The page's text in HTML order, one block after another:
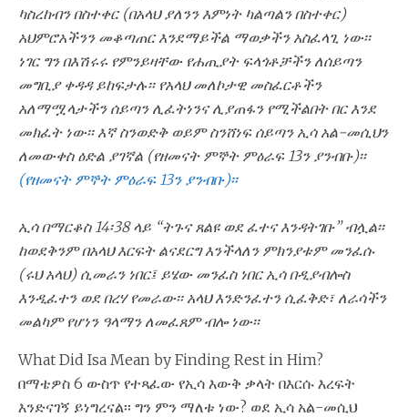
ካስረከብን በስተቀር (በአላህ ያለንን እምነት ካልጣልን በስተቀር)
አህምሮአችንን መቆጣጠር እንደማይችል ማወቃችን አስፈላጊ ነው፡፡
ነገር ግን በእሽሩሩ የምንይዛቸው የሐጢያት ፍላጎቶቻችን ለሰይጣን
መግቢያ ቀዳዳ ይከፍታሉ፡፡ የአላህ መለኮታዊ መስፈርቶችን
አለማሟላታችን ሰይጣን ሊፈትነንና ሊያጠፋን የሚችልበት በር እንደ
መክፈት ነው፡፡ እኛ ስንወድቅ ወይም ስንሸነፍ ሰይጣን ኢሳ አል-መሲህን
ለመውቀስ ዕድል ያገኛል (የዘመናት ምኞት ምዕራፍ 13ን ያንብቡ)፡፡
(የዘመናት ምኞት ምዕራፍ 13ን ያንብቡ)፡፡
ኢሳ በማርቆስ 14፡38 ላይ “ትጉና ጸልዩ ወደ ፈተና እንዳትገቡ” ብሏል፡፡
ከወደቅንም በአላህ እርፍት ልናደርግ እንችላለን ምክንያቱም መንፈሱ
(ሩህ አላህ) ሲመራን ነበር፤ ይሄው መንፈስ ነበር ኢሳ በዲያብሎስ
እንዲፈተን ወደ በረሃ የመራው፡፡ አላህ እንድንፈተን ሲፈቅድ፣ ለራሳችን
መልካም የሆነን ዓላማን ለመፈጸም ብሎ ነው፡፡
What Did Isa Mean by Finding Rest in Him?
በማቴዎስ 6 ውስጥ የተጻፈው የኢሳ እውቅ ቃላት በእርሱ እረፍት
እንድናገኝ ይነግረናል፡፡ ግን ምን ማለቱ ነው? ወደ ኢሳ አል-መሲህ